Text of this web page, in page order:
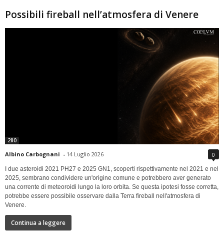
Possibili fireball nell’atmosfera di Venere
280
Albino Carbognani - 14 Luglio 2026 0
I due asteroidi 2021 PH27 e 2025 GN1, scoperti rispettivamente nel 2021 e nel
2025, sembrano condividere un'origine comune e potrebbero aver generato
una corrente di meteoroidi lungo la loro orbita. Se questa ipotesi fosse corretta,
potrebbe essere possibile osservare dalla Terra fireball nell'atmosfera di
Venere.
Continua a leggere